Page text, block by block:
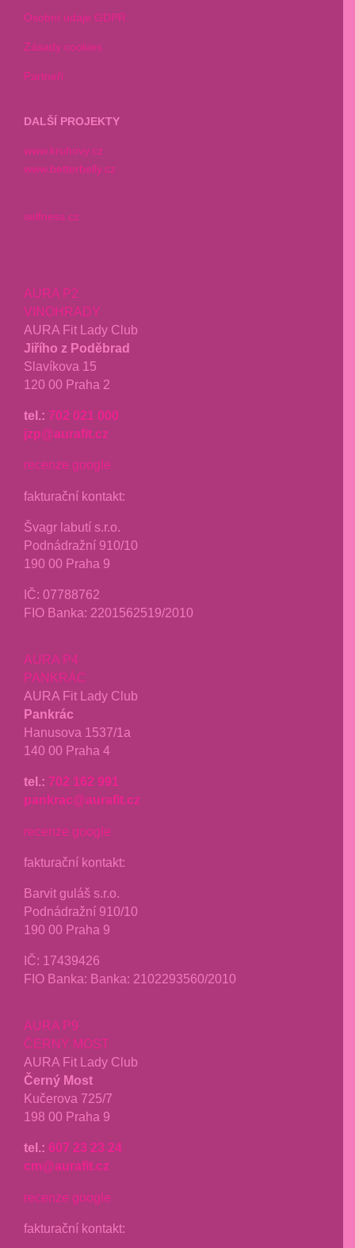
Osobní údaje GDPR
Zásady cookies
Partneři
DALŠÍ PROJEKTY
www.kruhovy.cz
www.betterbelly.cz
selfness.cz
AURA P2
VINOHRADY
AURA Fit Lady Club
Jiřího z Poděbrad
Slavíkova 15
120 00 Praha 2
tel.: 702 021 000
jzp@aurafit.cz
recenze google
fakturační kontakt:
Švagr labutí s.r.o.
Podnádražní 910/10
190 00 Praha 9
IČ: 07788762
FIO Banka: 2201562519/2010
AURA P4
PANKRÁC
AURA Fit Lady Club
Pankrác
Hanusova 1537/1a
140 00 Praha 4
tel.: 702 162 991
pankrac@aurafit.cz
recenze google
fakturační kontakt:
Barvit guláš s.r.o.
Podnádražní 910/10
190 00 Praha 9
IČ: 17439426
FIO Banka: Banka: 2102293560/2010
AURA P9
ČERNÝ MOST
AURA Fit Lady Club
Černý Most
Kučerova 725/7
198 00 Praha 9
tel.: 607 23 23 24
cm@aurafit.cz
recenze google
fakturační kontakt: